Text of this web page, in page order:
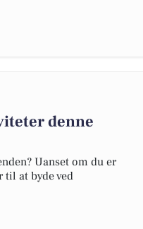
denne
Uanset om du er
at byde ved